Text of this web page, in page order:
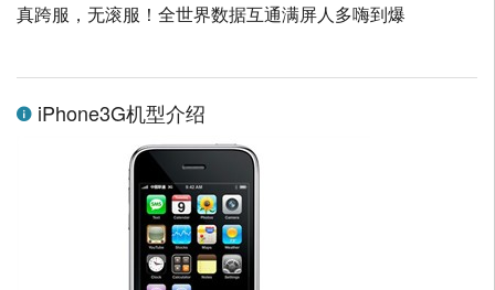
真跨服，无滚服！全世界数据互通满屏人多嗨到爆
iPhone3G机型介绍